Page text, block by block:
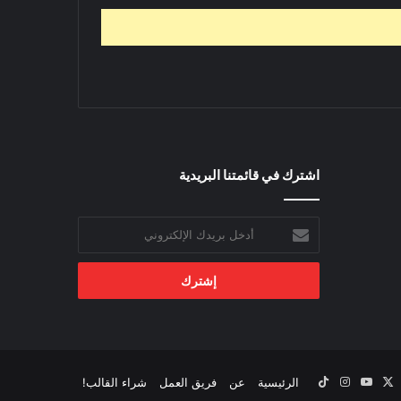
اشترك في قائمتنا البريدية
بريدك
الإلكتروني
الرئيسية عن فريق العمل شراء القالب! ‫YouTubeانستقرام‫TikTok